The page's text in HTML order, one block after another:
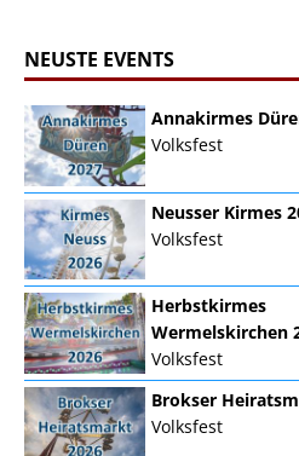
NEUSTE EVENTS
Annakirmes
Volksfest
Neusser Kirmes
Volksfest
Herbstkirmes
Wermelskirchen
Volksfest
Brokser
Volksfest